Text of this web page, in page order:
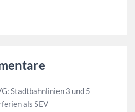
Stadtbahnlinien 3 und 5
als SEV